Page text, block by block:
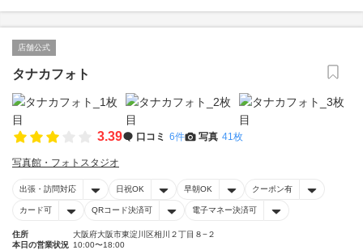
店舗公式
タナカフォト
3.39 口コミ 6件 写真 41枚
写真館・フォトスタジオ
出張・訪問対応 日祝OK 早朝OK クーポン有
カード可 QRコード決済可 電子マネー決済可
住所
大阪府大阪市東淀川区相川２丁目８−２
本日の営業状況 10:00〜18:00